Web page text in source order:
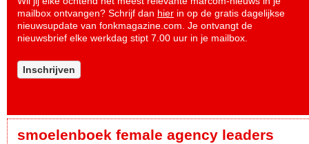
mailbox ontvangen? Schrijf dan hier in op de gratis dagelijkse
nieuwsupdate van fonkmagazine.com. Je ontvangt de
nieuwsbrief elke werkdag stipt 7.00 uur in je mailbox.
Inschrijven
smoelenboek female agency leaders